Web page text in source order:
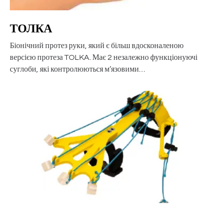
ТОЛКА
Біонічний протез руки, який є більш вдосконаленою
версією протеза TOLKA. Має 2 незалежно функціонуючі
суглоби, які контролюються м’язовими…